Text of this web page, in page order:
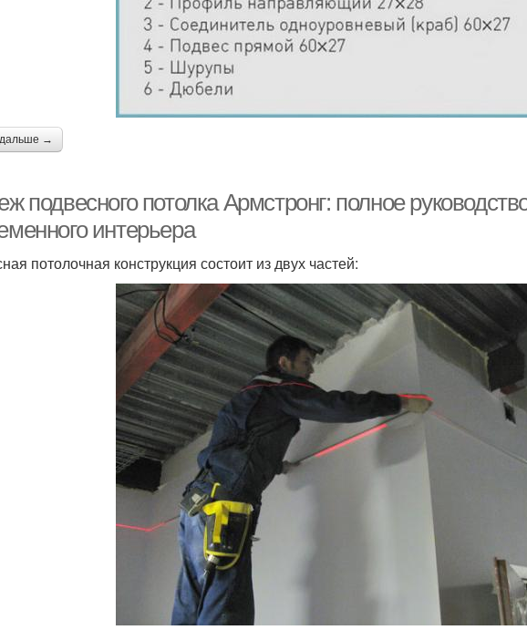
дальше →
подвесного потолка Армстронг: полное
интерьера
потолочная конструкция состоит из двух частей: